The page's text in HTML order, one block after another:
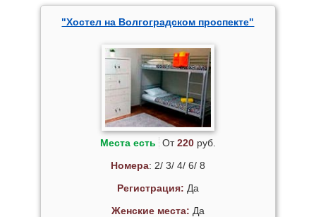
"Хостел на Волгоградском проспекте"
Места есть От220руб.
Номера: 2/ 3/ 4/ 6/ 8
Регистрация: Да
Женские места: Да